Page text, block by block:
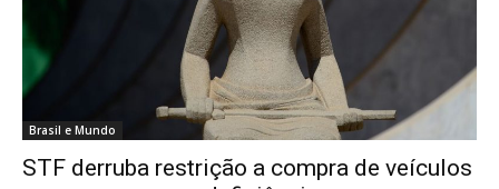
Brasil e Mundo
STF derruba restrição a compra de veículos